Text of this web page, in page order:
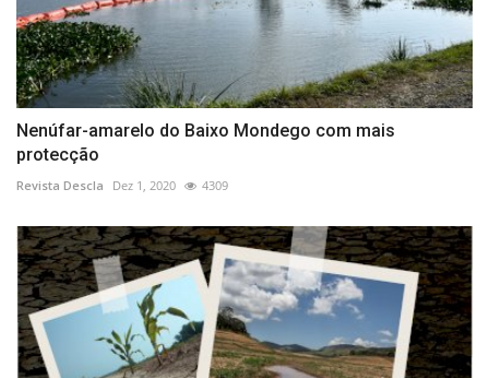
Nenúfar-amarelo do Baixo Mondego com mais
protecção
Revista Descla Dez 1, 2020 4309